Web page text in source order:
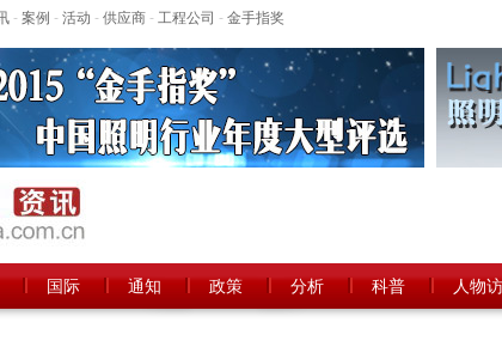
- 案例 - 活动 - 供应商 - 工程公司 - 金手指奖
国际 通知 政策 分析 科普 人物